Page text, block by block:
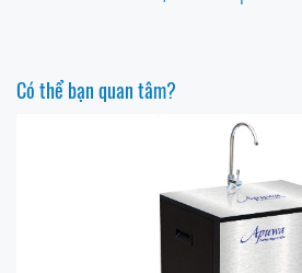
Có thể bạn quan tâm?